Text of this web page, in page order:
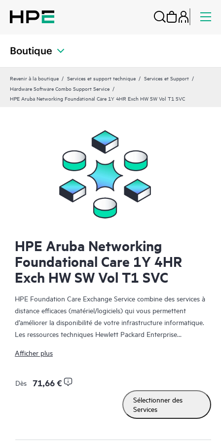
Boutique
Revenir à la boutique Services et support technique
Services et Support
Hardware Software Combo Support Service
HPE Aruba Networking Foundational Care 1Y 4HR Exch HW SW Vol T1 SVC
HPE Aruba Networking
Foundational Care 1Y 4HR
Exch HW SW Vol T1 SVC
HPE Foundation Care Exchange Service combine des services à
distance efficaces (matériel/logiciels) qui vous permettent
d’améliorer la disponibilité de votre infrastructure informatique.
Les ressources techniques Hewlett Packard Enterprise
problèmes matériels et logiciels survenus sur vos produits HPE.
Le service d’échange matériel propose un échange de pièces
fiable et rapide pour les produits Hewlett Packard Enterprise
éligibles. Alternative pratique et économique au support
technique sur site, HPE Foundation Care Exchange cible plus
pouvez facilement restaurer les données à partir de fichiers de
Afficher plus
Dès 71,66 €
Sélectionner des
Services